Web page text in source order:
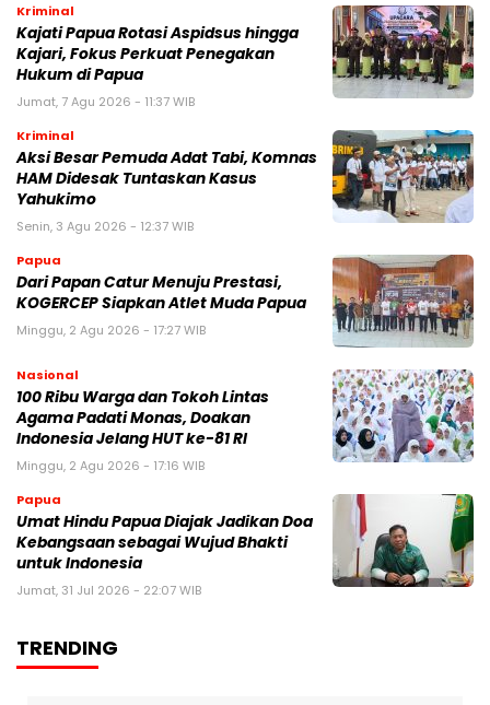
Kriminal
Kajati Papua Rotasi Aspidsus hingga
Kajari, Fokus Perkuat Penegakan
Hukum di Papua
Jumat, 7 Agu 2026 - 11:37 WIB
Kriminal
Aksi Besar Pemuda Adat Tabi, Komnas
HAM Didesak Tuntaskan Kasus
Yahukimo
Senin, 3 Agu 2026 - 12:37 WIB
Papua
Dari Papan Catur Menuju Prestasi,
KOGERCEP Siapkan Atlet Muda Papua
Minggu, 2 Agu 2026 - 17:27 WIB
Nasional
100 Ribu Warga dan Tokoh Lintas
Agama Padati Monas, Doakan
Indonesia Jelang HUT ke-81 RI
Minggu, 2 Agu 2026 - 17:16 WIB
Papua
Umat Hindu Papua Diajak Jadikan Doa
Kebangsaan sebagai Wujud Bhakti
untuk Indonesia
Jumat, 31 Jul 2026 - 22:07 WIB
TRENDING